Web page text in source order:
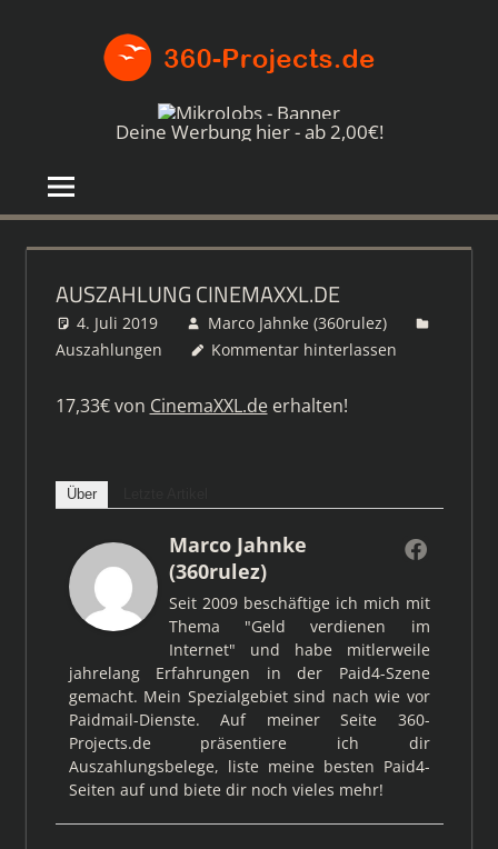
Seiten
im
Netz
Deine Werbung hier - ab 2,00€!
AUSZAHLUNG CINEMAXXL.DE
4. Juli 2019
Marco Jahnke (360rulez)
Auszahlungen
Kommentar hinterlassen
17,33€ von CinemaXXL.deerhalten!
Über
Marco Jahnke
(360rulez)
Seit 2009 beschäftige ich mich mit
Thema "Geld verdienen im
Internet" und habe mitlerweile
jahrelang Erfahrungen in der Paid4-Szene
gemacht. Mein Spezialgebiet sind nach wie vor
Paidmail-Dienste. Auf meiner Seite 360-
Projects.de präsentiere ich dir
Auszahlungsbelege, liste meine besten Paid4-
Seiten auf und biete dir noch vieles mehr!